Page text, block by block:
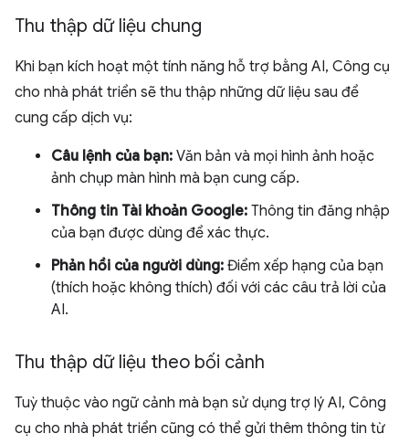
Thu thập dữ liệu chung
Khi bạn kích hoạt một tính năng hỗ trợ bằng AI, Công cụ
cho nhà phát triển sẽ thu thập những dữ liệu sau để
cung cấp dịch vụ:
Câu lệnh của bạn: Văn bản và mọi hình ảnh hoặc
ảnh chụp màn hình mà bạn cung cấp.
Thông tin Tài khoản Google: Thông tin đăng nhập
của bạn được dùng để xác thực.
Phản hồi của người dùng: Điểm xếp hạng của bạn
(thích hoặc không thích) đối với các câu trả lời của
AI.
Thu thập dữ liệu theo bối cảnh
Tuỳ thuộc vào ngữ cảnh mà bạn sử dụng trợ lý AI, Công
cụ cho nhà phát triển cũng có thể gửi thêm thông tin từ